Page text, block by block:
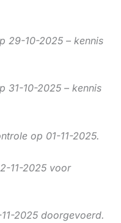
29-10-2025 – kennis
31-10-2025 – kennis
op 01-11-2025.
11-2025 voor
2025 doorgevoerd.